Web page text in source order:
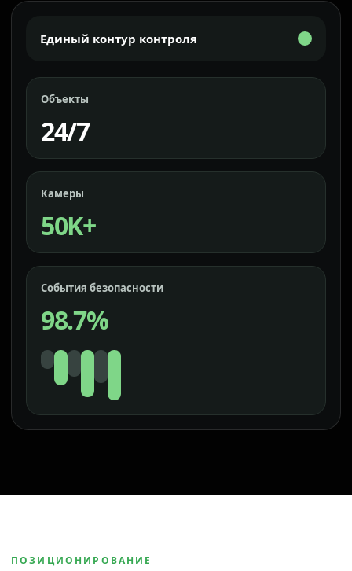
Единый контур контроля
Объекты
24/7
Камеры
50K+
События безопасности
98.7%
ПОЗИЦИОНИРОВАНИЕ